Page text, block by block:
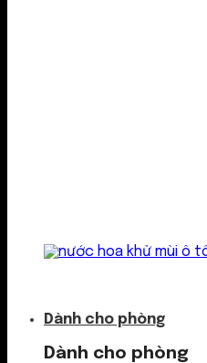
Dành cho phòng
Dành cho phòng